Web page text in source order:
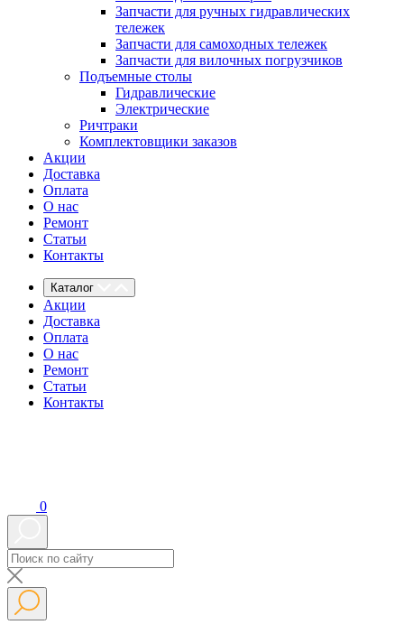
Запчасти для ручных гидравлических
тележек
Запчасти для самоходных тележек
Запчасти для вилочных погрузчиков
Подъемные столы
Гидравлические
Электрические
Ричтраки
Комплектовщики заказов
Акции
Доставка
Оплата
О нас
Ремонт
Статьи
Контакты
Каталог
Акции
Доставка
Оплата
О нас
Ремонт
Статьи
Контакты
0